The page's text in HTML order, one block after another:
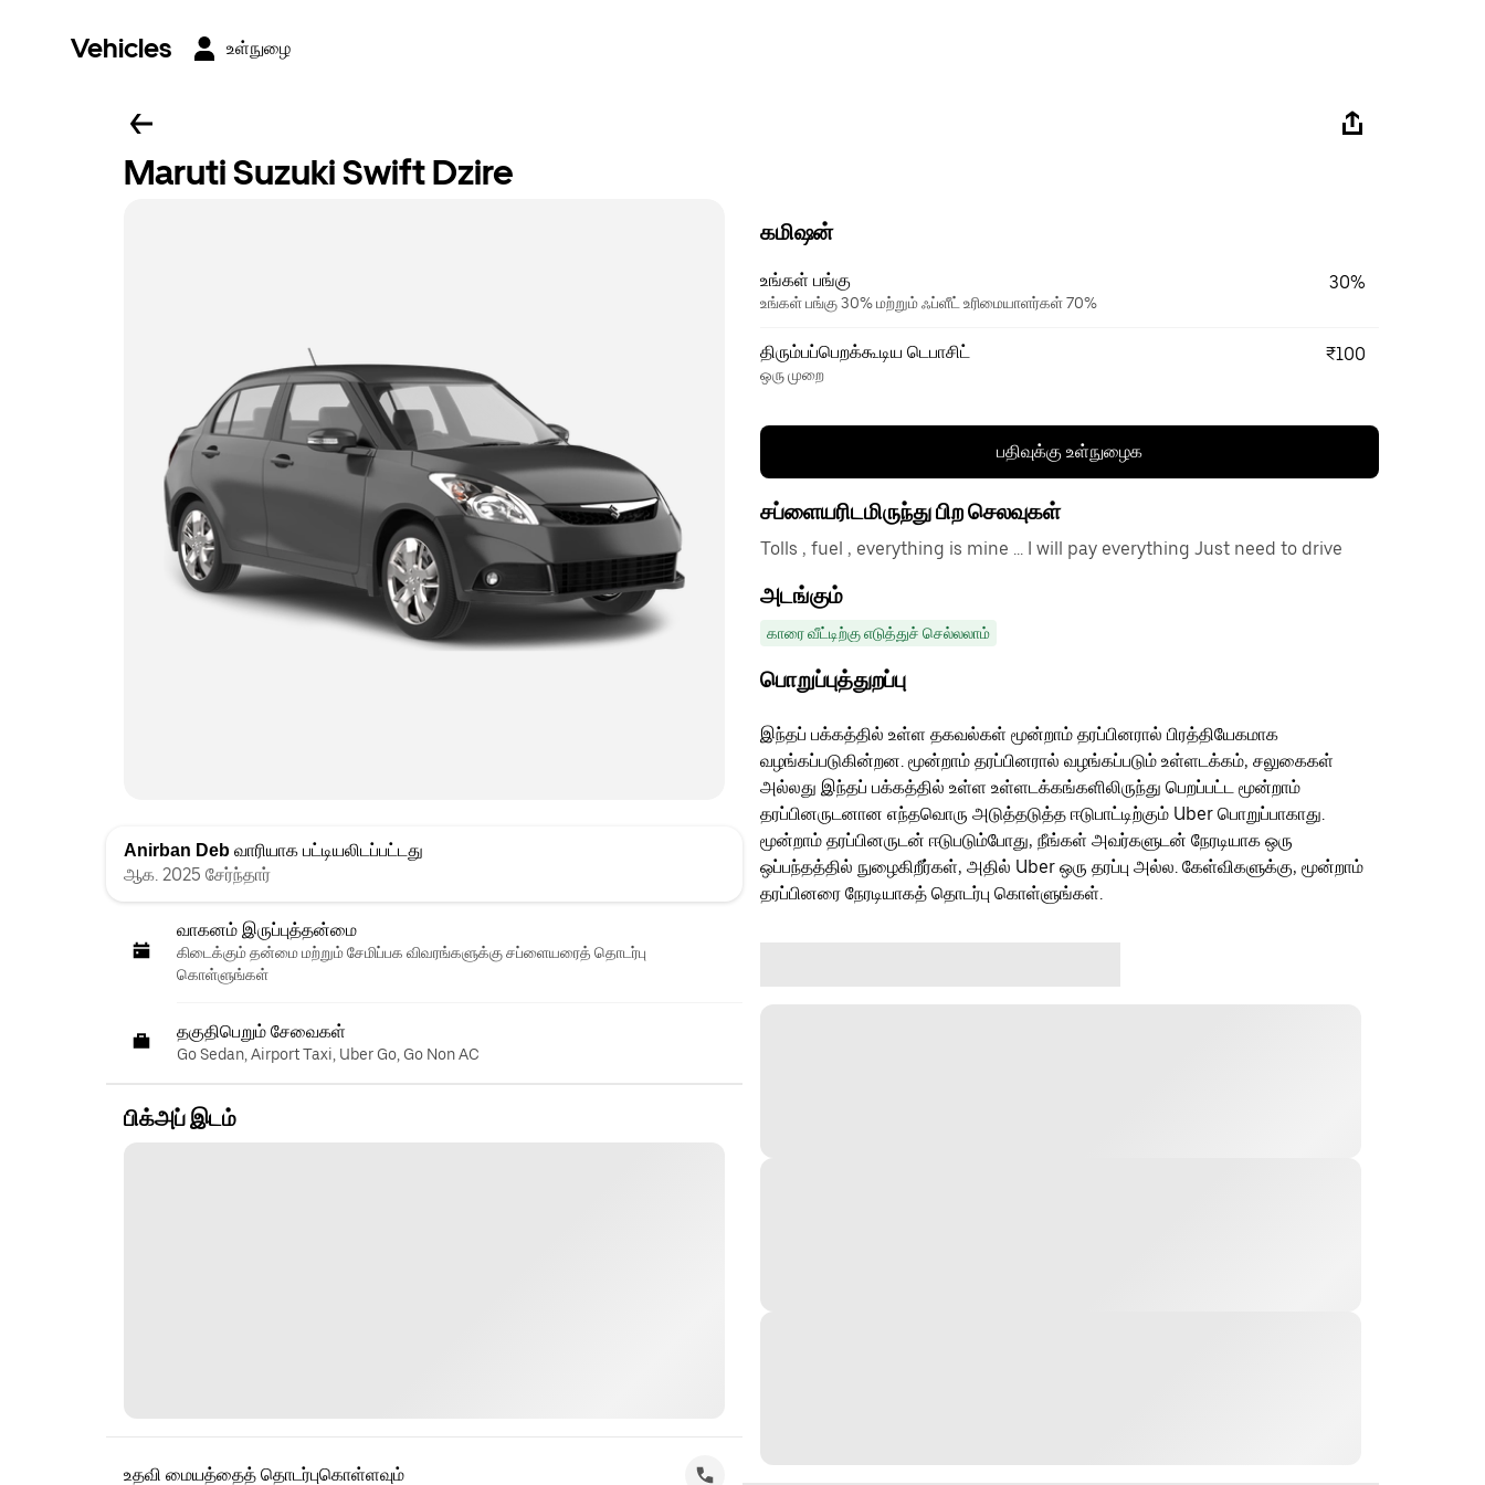
Vehicles உள்நுழை
Maruti Suzuki Swift Dzire
Anirban Deb வாரியாக பட்டியலிடப்பட்டது
ஆக. 2025 சேர்ந்தார்
வாகனம் இருப்புத்தன்மை
கிடைக்கும் தன்மை மற்றும் சேமிப்பக விவரங்களுக்கு சப்ளையரைத் தொடர்பு
கொள்ளுங்கள்
தகுதிபெறும் சேவைகள்
Go Sedan, Airport Taxi, Uber Go, Go Non AC
பிக்அப் இடம்
உதவி மையத்தைத் தொடர்புகொள்ளவும்
கமிஷன்
உங்கள் பங்கு
உங்கள் பங்கு 30% மற்றும் ஃப்ளீட் உரிமையாளர்கள் 70%
30%
திரும்பப்பெறக்கூடிய டெபாசிட்
ஒரு முறை
₹100
பதிவுக்கு உள்நுழைக
சப்ளையரிடமிருந்து பிற செலவுகள்
Tolls , fuel , everything is mine ... I will pay everything Just need to drive
அடங்கும்
காரை வீட்டிற்கு எடுத்துச் செல்லலாம்
பொறுப்புத்துறப்பு
இந்தப் பக்கத்தில் உள்ள தகவல்கள் மூன்றாம் தரப்பினரால் பிரத்தியேகமாக
வழங்கப்படுகின்றன. மூன்றாம் தரப்பினரால் வழங்கப்படும் உள்ளடக்கம், சலுகைகள்
அல்லது இந்தப் பக்கத்தில் உள்ள உள்ளடக்கங்களிலிருந்து பெறப்பட்ட மூன்றாம்
தரப்பினருடனான எந்தவொரு அடுத்தடுத்த ஈடுபாட்டிற்கும் Uber பொறுப்பாகாது.
மூன்றாம் தரப்பினருடன் ஈடுபடும்போது, நீங்கள் அவர்களுடன் நேரடியாக ஒரு
ஒப்பந்தத்தில் நுழைகிறீர்கள், அதில் Uber ஒரு தரப்பு அல்ல. கேள்விகளுக்கு, மூன்றாம்
தரப்பினரை நேரடியாகத் தொடர்பு கொள்ளுங்கள்.